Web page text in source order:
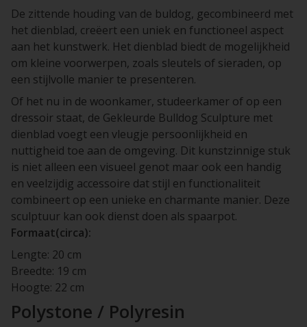
De zittende houding van de buldog, gecombineerd met
het dienblad, creëert een uniek en functioneel aspect
aan het kunstwerk. Het dienblad biedt de mogelijkheid
om kleine voorwerpen, zoals sleutels of sieraden, op
een stijlvolle manier te presenteren.
Of het nu in de woonkamer, studeerkamer of op een
dressoir staat, de Gekleurde Bulldog Sculpture met
dienblad voegt een vleugje persoonlijkheid en
nuttigheid toe aan de omgeving. Dit kunstzinnige stuk
is niet alleen een visueel genot maar ook een handig
en veelzijdig accessoire dat stijl en functionaliteit
combineert op een unieke en charmante manier. Deze
sculptuur kan ook dienst doen als spaarpot.
Formaat(circa):
Lengte: 20 cm
Breedte: 19 cm
Hoogte: 22 cm
Polystone / Polyresin